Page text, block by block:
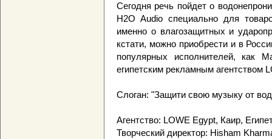
Сегодня речь пойдет о
H2O Audio специально для
именно о влагозащитных и
кстати, можно приобрести и в
популярных исполнителей, как
египетским рекламным агентством
Слоган: "Защити свою музыку от
Агентство: LOWE Egypt, Каир,
Творческий директор: Hisham